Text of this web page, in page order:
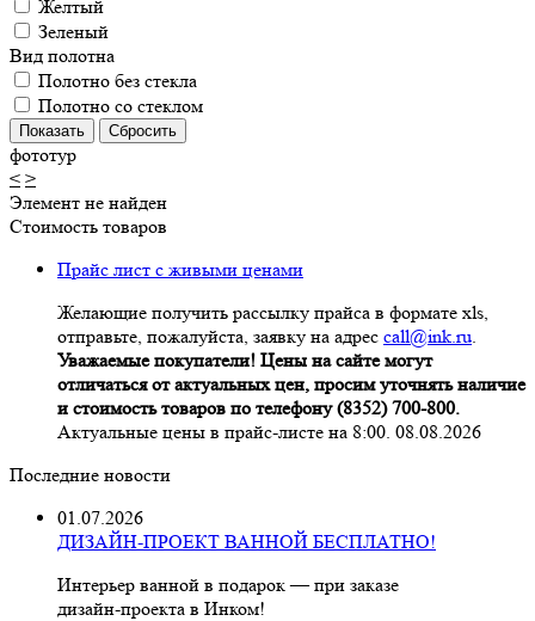
Желтый
Зеленый
Вид полотна
Полотно без стекла
Полотно со стеклом
фототур
< >
Элемент не найден
Стоимость товаров
Прайс лист с живыми ценами
Желающие получить рассылку прайса в формате xls,
отправьте, пожалуйста, заявку на адрес call@ink.ru.
Уважаемые покупатели! Цены на сайте могут
отличаться от актуальных цен, просим уточнять наличие
и стоимость товаров по телефону (8352) 700-800.
Актуальные цены в прайс-листе на 8:00. 08.08.2026
Последние новости
01.07.2026
ДИЗАЙН-ПРОЕКТ ВАННОЙ БЕСПЛАТНО!
Интерьер ванной в подарок — при заказе
дизайн‑проекта в Инком!